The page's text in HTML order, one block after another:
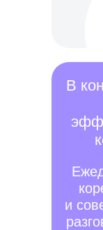
В
и